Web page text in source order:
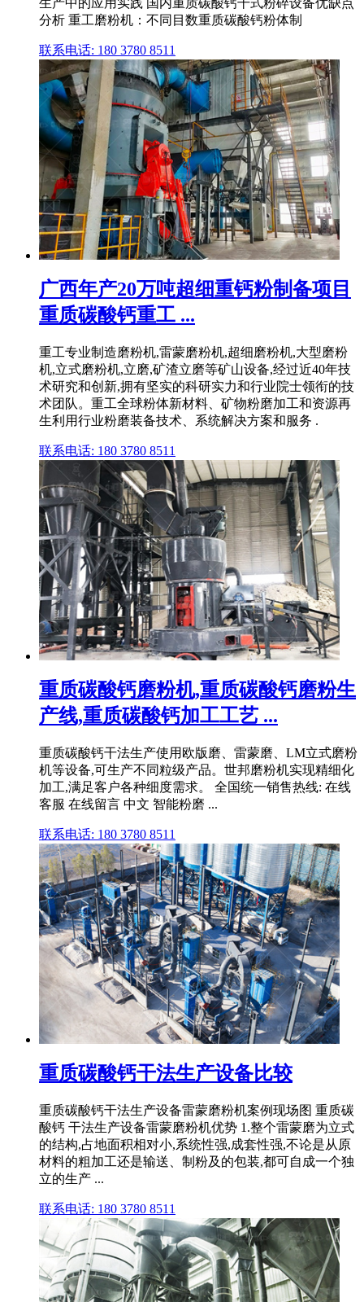
生产中的应用实践 国内重质碳酸钙干式粉碎设备优缺点
分析 重工磨粉机：不同目数重质碳酸钙粉体制
联系电话: 180 3780 8511
广西年产20万吨超细重钙粉制备项目
重质碳酸钙重工 ...
重工专业制造磨粉机,雷蒙磨粉机,超细磨粉机,大型磨粉
机,立式磨粉机,立磨,矿渣立磨等矿山设备,经过近40年技
术研究和创新,拥有坚实的科研实力和行业院士领衔的技
术团队。重工全球粉体新材料、矿物粉磨加工和资源再
生利用行业粉磨装备技术、系统解决方案和服务 .
联系电话: 180 3780 8511
重质碳酸钙磨粉机,重质碳酸钙磨粉生
产线,重质碳酸钙加工工艺 ...
重质碳酸钙干法生产使用欧版磨、雷蒙磨、LM立式磨粉
机等设备,可生产不同粒级产品。世邦磨粉机实现精细化
加工,满足客户各种细度需求。 全国统一销售热线: 在线
客服 在线留言 中文 智能粉磨 ...
联系电话: 180 3780 8511
重质碳酸钙干法生产设备比较
重质碳酸钙干法生产设备雷蒙磨粉机案例现场图 重质碳
酸钙 干法生产设备雷蒙磨粉机优势 1.整个雷蒙磨为立式
的结构,占地面积相对小,系统性强,成套性强,不论是从原
材料的粗加工还是输送、制粉及的包装,都可自成一个独
立的生产 ...
联系电话: 180 3780 8511